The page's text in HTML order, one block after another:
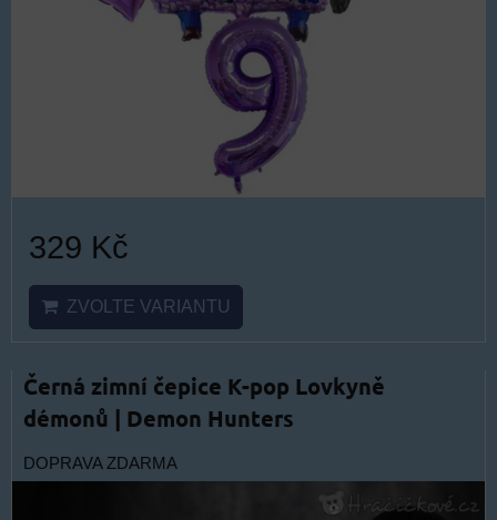
329 Kč
ZVOLTE VARIANTU
Černá zimní čepice K-pop Lovkyně
démonů | Demon Hunters
DOPRAVA ZDARMA